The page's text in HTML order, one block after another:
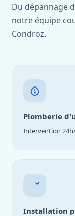
Du dépannage
notre équipe
Condroz.
Plomberie
Intervention
Installation